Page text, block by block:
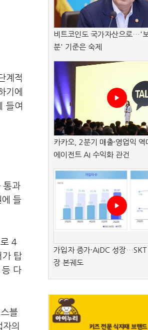
계적
기에
들여
통과
들
4
가 탑
등 다
블
의
비트코인도 국가자산으로…'보
분' 기준은 숙제
카카오, 2분기 매출·영업익
에이전트 AI 수익화 관건
가입자 증가·AIDC 성장…SKT
장 본궤도